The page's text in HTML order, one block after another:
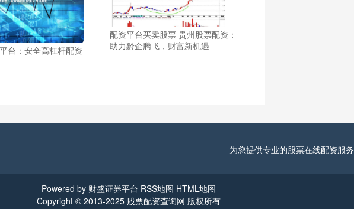
台：安全高杠杆配资
配资平台买卖股票 贵州股票配资：
助力黔企腾飞，财富新机遇
为您提供专业的股票在线配资服务
Powered by 财盛证券平台 RSS地图 HTML地图
Copyright © 2013-2025 股票配资查询网 版权所有